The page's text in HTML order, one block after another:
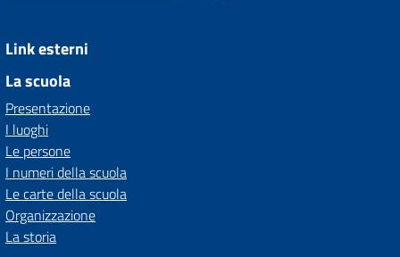
Link esterni
La scuola
Presentazione
I luoghi
Le persone
I numeri della scuola
Le carte della scuola
Organizzazione
La storia